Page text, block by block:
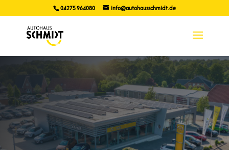
04275 964080 info@autohausschmidt.de